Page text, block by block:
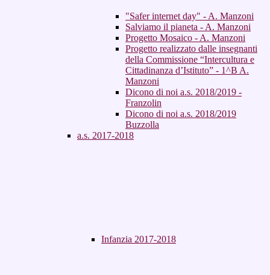
"Safer internet day" - A. Manzoni
Salviamo il pianeta - A. Manzoni
Progetto Mosaico - A. Manzoni
Progetto realizzato dalle insegnanti
della Commissione “Intercultura e
Cittadinanza d’Istituto” - 1^B A.
Manzoni
Dicono di noi a.s. 2018/2019 -
Franzolin
Dicono di noi a.s. 2018/2019
Buzzolla
a.s. 2017-2018
Infanzia 2017-2018